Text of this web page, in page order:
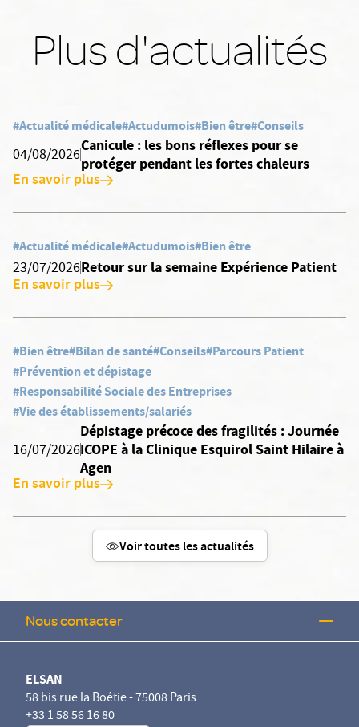
Plus d'actualités
#Actualité médicale#Actudumois#Bien être#Conseils
04/08/2026
Canicule : les bons réflexes pour se
protéger pendant les fortes chaleurs
En savoir plus
#Actualité médicale#Actudumois#Bien être
23/07/2026Retour sur la semaine Expérience Patient
En savoir plus
#Bien être#Bilan de santé#Conseils#Parcours Patient
#Prévention et dépistage
#Responsabilité Sociale des Entreprises
#Vie des établissements/salariés
16/07/2026
Dépistage précoce des fragilités : Journée
ICOPE à la Clinique Esquirol Saint Hilaire à
Agen
En savoir plus
Voir toutes les actualités
Nous contacter
ELSAN
58 bis rue la Boétie - 75008 Paris
+33 1 58 56 16 80